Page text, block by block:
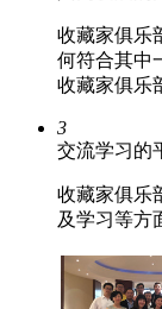
收藏家俱乐
何符合其中
收藏家俱乐
3
交流学习的
收藏家俱乐
及学习等方